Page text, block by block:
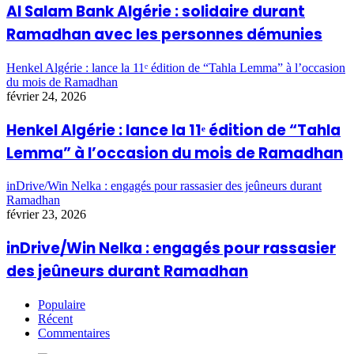
Al Salam Bank Algérie : solidaire durant
Ramadhan avec les personnes démunies
Henkel Algérie : lance la 11ᵉ édition de “Tahla Lemma” à l’occasion
du mois de Ramadhan
février 24, 2026
Henkel Algérie : lance la 11ᵉ édition de “Tahla
Lemma” à l’occasion du mois de Ramadhan
inDrive/Win Nelka : engagés pour rassasier des jeûneurs durant
Ramadhan
février 23, 2026
inDrive/Win Nelka : engagés pour rassasier
des jeûneurs durant Ramadhan
Populaire
Récent
Commentaires